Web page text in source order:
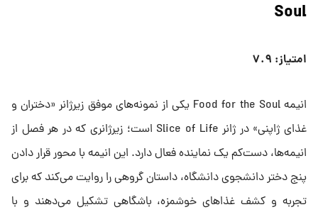
Soul
امتیاز: ۷.۹
انیمه Food for the Soul یکی از نمونه‌های موفق زیرژانر «دختران و
غذای ژاپنی» در ژانر Slice of Life است؛ زیرژانری که در هر فصل از
انیمه‌ها، دست‌کم یک نماینده فعال دارد. این انیمه با محور قرار دادن
پنج دختر دانشجوی دانشگاه، داستان گروهی را روایت می‌کند که برای
تجربه و کشف غذاهای خوشمزه، باشگاهی تشکیل می‌دهند و با